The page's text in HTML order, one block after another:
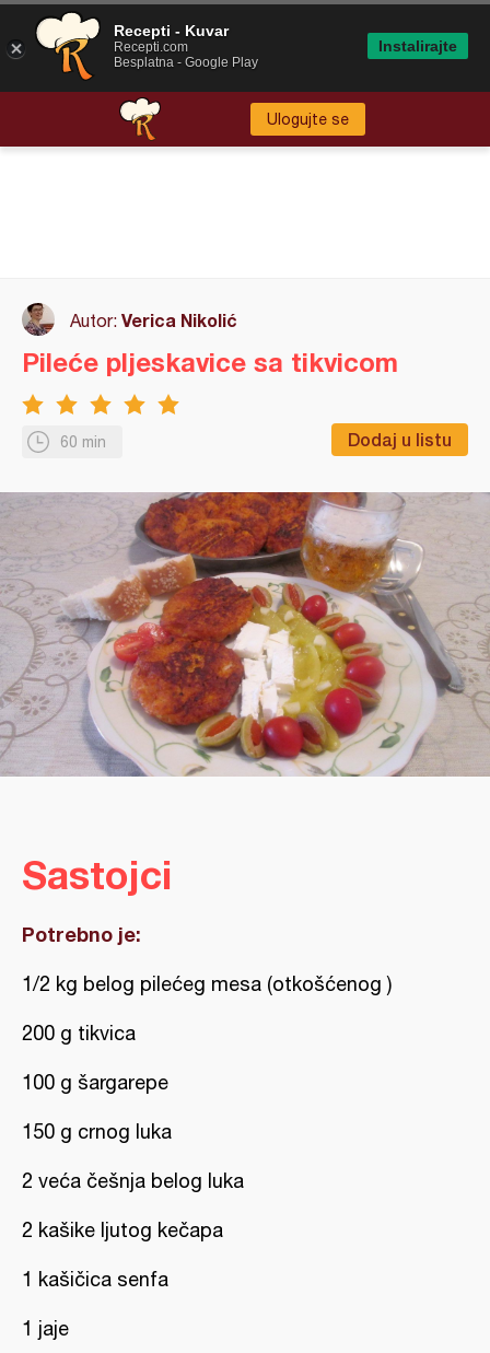
Ulogujte se
Autor: Verica Nikolić
60 min Dodaj u listu
Pileće pljeskavice sa tikvicom
Sastojci
Potrebno je:
1/2 kg belog pilećeg mesa (otkošćenog )
200 g tikvica
100 g šargarepe
150 g crnog luka
2 veća češnja belog luka
2 kašike ljutog kečapa
1 kašičica senfa
1 jaje
Recepti - Kuvar
Recepti.com
Besplatna - Google Play
Instalirajte